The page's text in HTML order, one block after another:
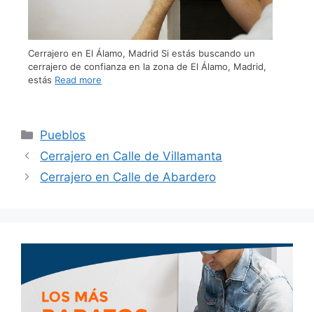
Cerrajero en El Álamo, Madrid Si estás buscando un
cerrajero de confianza en la zona de El Álamo, Madrid,
estás Read more
Pueblos
Cerrajero en Calle de Villamanta
Cerrajero en Calle de Abardero